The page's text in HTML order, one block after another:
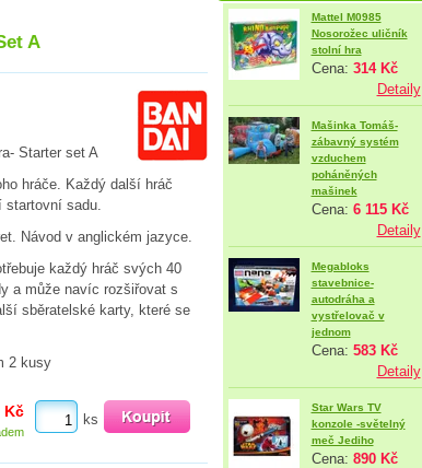
A
Starter set A
hráče. Každý další hráč
startovní sadu.
Návod v anglickém jazyce.
každý hráč svých 40
a může navíc rozšiřovat s
sběratelské karty, které se
2 kusy
Kč ks
Mattel M0985
Nosorožec uličník
stolní hra
Cena: 314 Kč
Detaily
Mašinka Tomáš-
zábavný systém
vzduchem
poháněných
mašinek
Cena: 6 115 Kč
Detaily
Megabloks
stavebnice-
autodráha a
vystřelovač v
jednom
Cena: 583 Kč
Detaily
Star Wars TV
konzole -světelný
meč Jediho
Cena: 890 Kč